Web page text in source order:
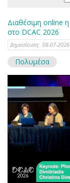
Διαθέσιμη online η
στο DCAC 2026
Δημοσίευση: 08-07-
Πολυμέσα